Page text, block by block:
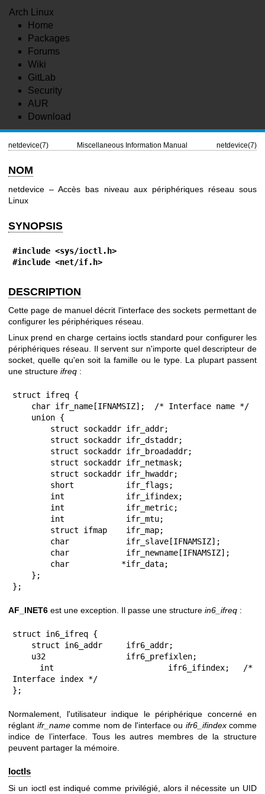
Arch Linux
Home
Packages
Forums
Wiki
GitLab
Security
AUR
Download
netdevice(7) Miscellaneous Information Manual netdevice(7)
NOM
netdevice – Accès bas niveau aux périphériques réseau sous
Linux
SYNOPSIS
#include <sys/ioctl.h>
#include <net/if.h>
DESCRIPTION
Cette page de manuel décrit l'interface des sockets permettant de
configurer les périphériques réseau.
Linux prend en charge certains ioctls standard pour configurer les
périphériques réseau. Il servent sur n'importe quel descripteur de
socket, quelle qu'en soit la famille ou le type. La plupart passent
une structure ifreq :
struct ifreq {
};
AF_INET6 est une exception. Il passe une structure in6_ifreq :
struct in6_ifreq {
Interface index */
};
Normalement, l'utilisateur indique le périphérique concerné en
réglant ifr_namecomme nom de l'interface ou ifr6_ifindexcomme
indice de l’interface. Tous les autres membres de la structure
peuvent partager la mémoire.
Ioctls
Si un ioctl est indiqué comme privilégié, alors il nécessite un UID